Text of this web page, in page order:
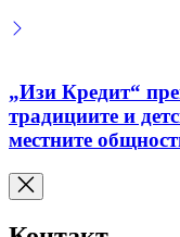
„Изи Кредит“
традициите и
местните